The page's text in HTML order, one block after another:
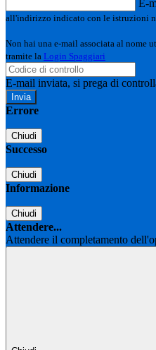
E-
all'indirizzo indicato con le istruzioni
Non hai una e-mail associata al nome
tramite la Login Spaggiari
E-mail inviata, si prega di
Errore
Chiudi
Successo
Chiudi
Informazione
Chiudi
Attendere...
Attendere il completamento